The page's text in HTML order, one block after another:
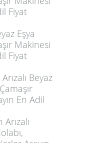
Fiyat
Eşya
Makinesi
Fiyat
Beyaz
En Adil